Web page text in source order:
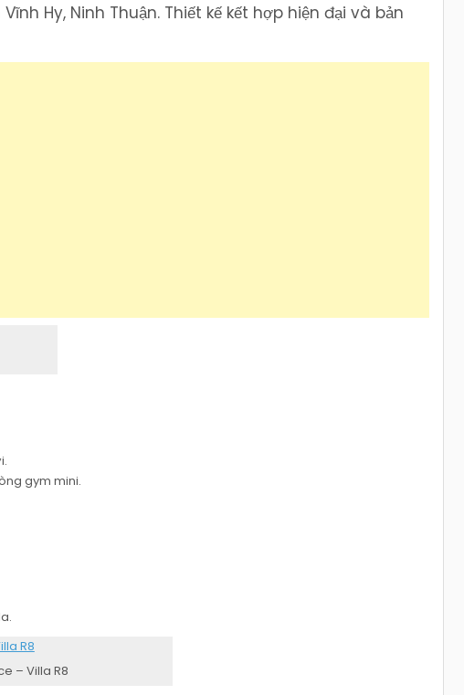
Hy, Ninh Thuận. Thiết kế kết hợp hiện đại và bản
gym mini.
– Villa R8